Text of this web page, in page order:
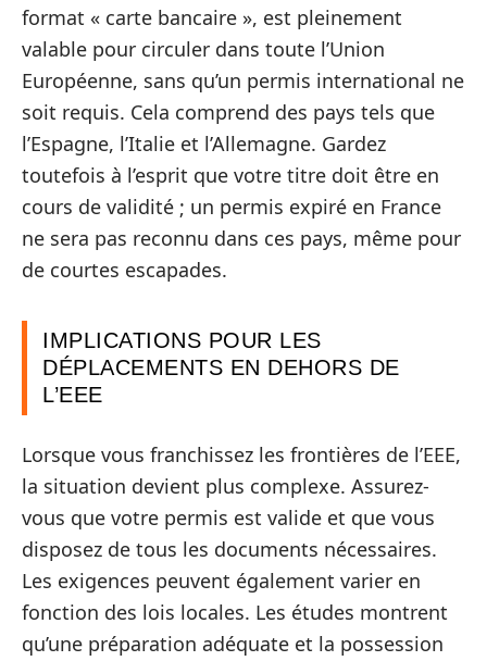
format « carte bancaire », est pleinement
valable pour circuler dans toute l’Union
Européenne, sans qu’un permis international ne
soit requis. Cela comprend des pays tels que
l’Espagne, l’Italie et l’Allemagne. Gardez
toutefois à l’esprit que votre titre doit être en
cours de validité ; un permis expiré en France
ne sera pas reconnu dans ces pays, même pour
de courtes escapades.
IMPLICATIONS POUR LES
DÉPLACEMENTS EN DEHORS DE
L’EEE
Lorsque vous franchissez les frontières de l’EEE,
la situation devient plus complexe. Assurez-
vous que votre permis est valide et que vous
disposez de tous les documents nécessaires.
Les exigences peuvent également varier en
fonction des lois locales. Les études montrent
qu’une préparation adéquate et la possession